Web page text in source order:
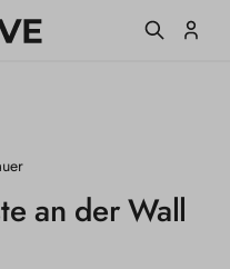
S
T
a
z
an der Wall